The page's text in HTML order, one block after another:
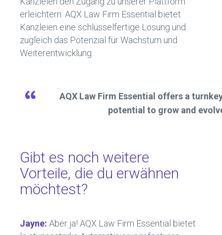
erleichtern. AQX Law Firm Essential bietet
Kanzleien eine schlüsselfertige Lösung und
zugleich das Potenzial für Wachstum und
Weiterentwicklung.
AQX Law Firm Essential offers a
potential to grow and
Gibt es noch weitere
Vorteile, die du erwähnen
möchtest?
Jayne: Aber ja! AQX Law Firm Essential bietet